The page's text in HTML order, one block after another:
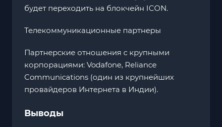
будет переходить на блокчейн ICON.
Телекоммуникационные партнеры
Партнерские отношения с крупными
корпорациями: Vodafone, Reliance
Communications (один из крупнейших
провайдеров Интернета в Индии).
Выводы